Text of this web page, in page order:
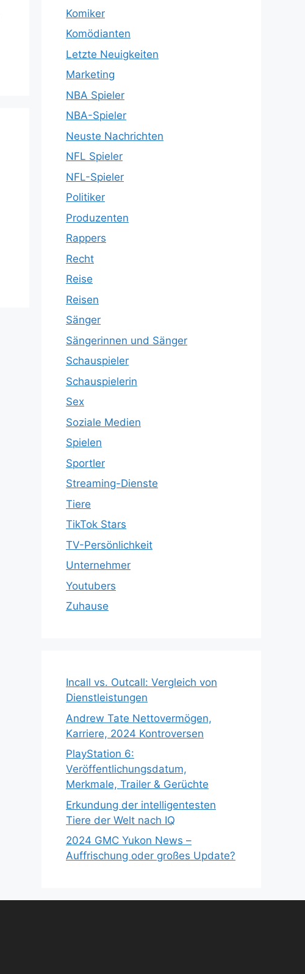
Komiker
Komödianten
Letzte Neuigkeiten
Marketing
NBA Spieler
NBA-Spieler
Neuste Nachrichten
NFL Spieler
NFL-Spieler
Politiker
Produzenten
Rappers
Recht
Reise
Reisen
Sänger
Sängerinnen und Sänger
Schauspieler
Schauspielerin
Sex
Soziale Medien
Spielen
Sportler
Streaming-Dienste
Tiere
TikTok Stars
TV-Persönlichkeit
Unternehmer
Youtubers
Zuhause
Incall vs. Outcall: Vergleich von
Dienstleistungen
Andrew Tate Nettovermögen,
Karriere, 2024 Kontroversen
PlayStation 6:
Veröffentlichungsdatum,
Merkmale, Trailer & Gerüchte
Erkundung der intelligentesten
Tiere der Welt nach IQ
2024 GMC Yukon News –
Auffrischung oder großes Update?